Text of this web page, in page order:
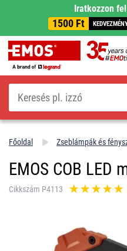
Iratkozzon
1500 Ft
Keresés
Főoldal Zseblámpák és
EMOS COB LED
Cikkszám P4113